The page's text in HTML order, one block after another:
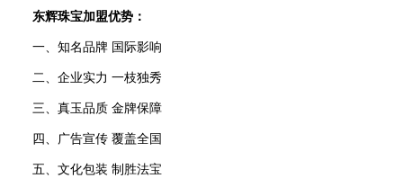
东辉珠宝加盟优势：
一、知名品牌 国际影响
二、企业实力 一枝独秀
三、真玉品质 金牌保障
四、广告宣传 覆盖全国
五、文化包装 制胜法宝